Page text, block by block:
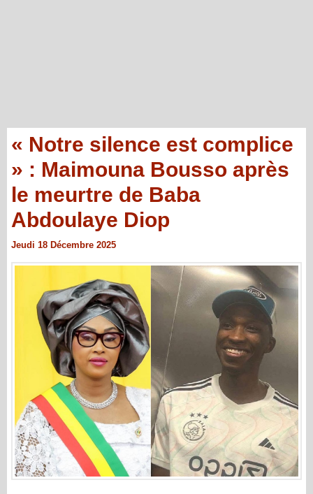
« Notre silence est complice
» : Maimouna Bousso après
le meurtre de Baba
Abdoulaye Diop
Jeudi 18 Décembre 2025